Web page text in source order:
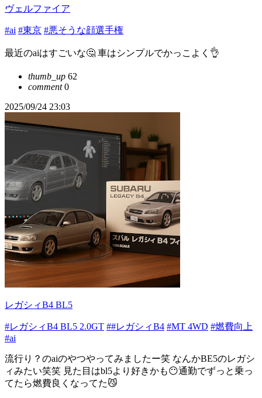
ヴェルファイア
#ai #東京 #悪そうな顔選手権
最近のaiはすごいな🤔 車はシンプルでかっこよく👌
thumb_up 62
comment0
2025/09/24 23:03
レガシィB4 BL5
#レガシィB4 BL5 2.0GT ##レガシィB4 #MT 4WD #燃費向上
#ai
流行り？のaiのやつやってみましたー笑 なんかBE5のレガシ
ィみたい笑笑 見た目はbl5より好きかも😶通勤でずっと乗っ
てたら燃費良くなってた😼